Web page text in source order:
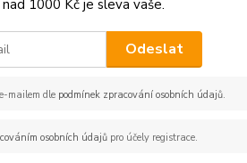
180x200cm -
1000 Kč je sleva vaše.
Odeslat
mailem dle podmínek zpracování osobních údajů.
osobních údajůpro účely registrace.